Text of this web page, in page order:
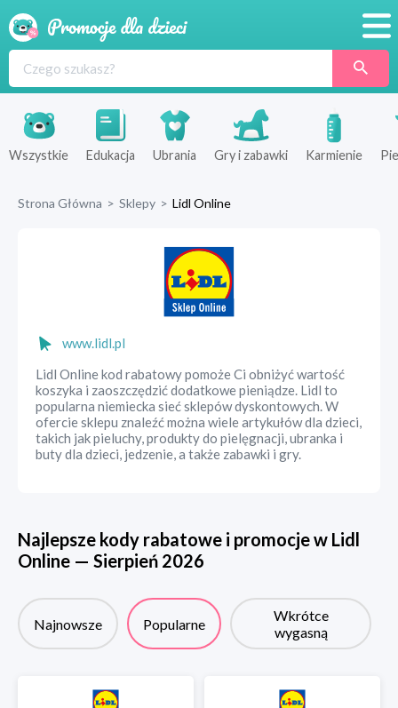
Produkty
Sklepy
Wszystkie Edukacja Ubrania Gry i zabawki Karmienie
Strona Główna > Sklepy > Lidl Online
www.lidl.pl
Lidl Online kod rabatowy pomoże Ci obniżyć wartość
koszyka i zaoszczędzić dodatkowe pieniądze. Lidl to
popularna niemiecka sieć sklepów dyskontowych. W
ofercie sklepu znaleźć można wiele artykułów dla dzieci,
takich jak pieluchy, produkty do pielęgnacji, ubranka i
buty dla dzieci, jedzenie, a także zabawki i gry.
Najlepsze kody rabatowe i promocje w Lidl
Online — Sierpień 2026
Najnowsze Popularne
Wkrótce
wygasną